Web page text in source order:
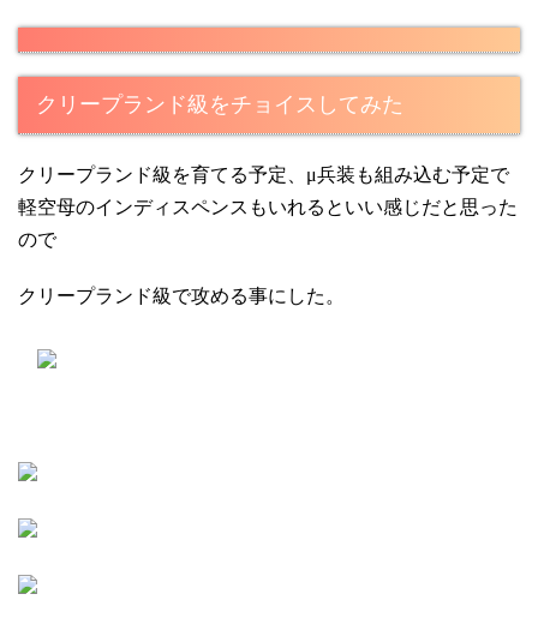
クリープランド級をチョイスしてみた
クリープランド級を育てる予定、μ兵装も組み込む予定で
軽空母のインディスペンスもいれるといい感じだと思った
ので
クリープランド級で攻める事にした。